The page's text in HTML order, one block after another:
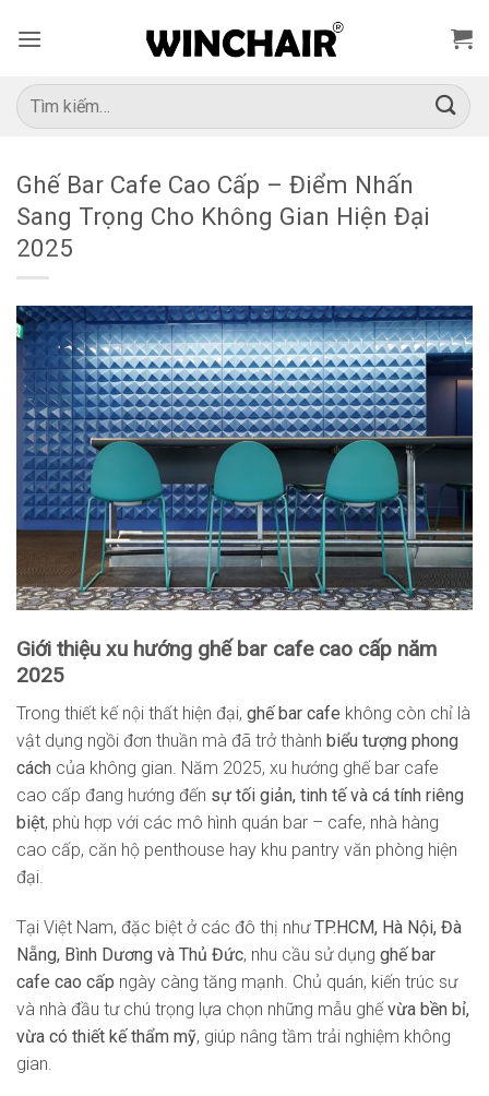
qua
dung
Tìm
kiếm:
Ghế Bar Cafe Cao Cấp – Điểm Nhấn
Sang Trọng Cho Không Gian Hiện Đại
2025
Giới thiệu xu hướng ghế bar cafe cao cấp năm
2025
Trong thiết kế nội thất hiện đại, ghế bar cafe không còn chỉ là
vật dụng ngồi đơn thuần mà đã trở thành biểu tượng phong
cách của không gian. Năm 2025, xu hướng ghế bar cafe
cao cấp đang hướng đến sự tối giản, tinh tế và cá tính riêng
biệt, phù hợp với các mô hình quán bar – cafe, nhà hàng
cao cấp, căn hộ penthouse hay khu pantry văn phòng hiện
đại.
Tại Việt Nam, đặc biệt ở các đô thị nhưTP.HCM, Hà Nội, Đà
Nẵng, Bình Dương và Thủ Đức, nhu cầu sử dụng ghế bar
cafe cao cấp ngày càng tăng mạnh. Chủ quán, kiến trúc sư
và nhà đầu tư chú trọng lựa chọn những mẫu ghếvừa bền bỉ,
vừa có thiết kế thẩm mỹ, giúp nâng tầm trải nghiệm không
gian.